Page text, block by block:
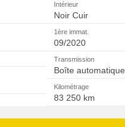
Intérieur
Noir Cuir
1ère immat.
09/2020
Transmission
Boîte automatique
Kilométrage
83 250 km